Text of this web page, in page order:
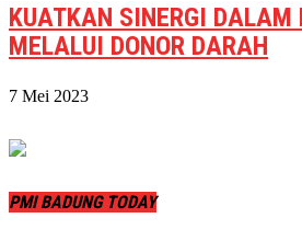
KUATKAN SINERGI DALAM
MELALUI DONOR DARAH
7 Mei 2023
PMI BADUNG TODAY